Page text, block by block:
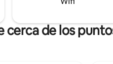
cerca de los